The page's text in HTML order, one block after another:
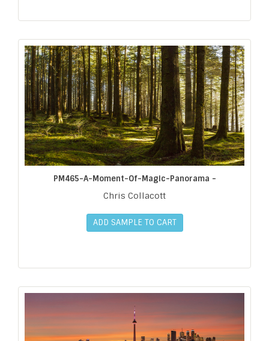
PM465-A-Moment-Of-Magic-Panorama -
Chris Collacott
ADD SAMPLE TO CART